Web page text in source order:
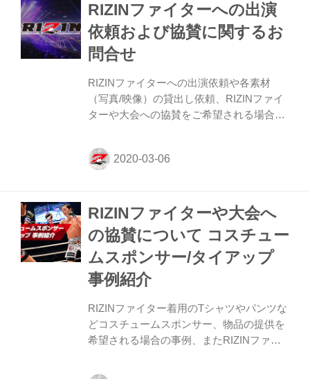
ーについて 大会へのスポンサーについて
は、スポンサード頂ける金額等に応じてパ
ンフレットやチラシ、RIZIN FF公式webサ
イトへのバナー広告の掲出から、大会当日
ィスプレイなどへの広告掲出など、様々な
プランをご案内いたします。 ...
RIZINファイターへの出演
依頼および協賛に関するお
問合せ
RIZINファイターへの出演依頼や各素材
（写真/映像）の貸出し依頼、RIZINファイ
ターや大会への協賛をご希望される場合は
ご連絡ください。 RIZINファイター写真・
映像貸出し／取材・出演依頼について
るご質問/お問い合わせ」を選択の上、ご連
絡ください。 RIZINファイターや大会への
協賛について 【企業様向け】大会、RIZIN
ファイターへのスポンサー / 企業タイアッ
プ募集中！ - RIZIN FIGHTING
FEDERATION オフィシャルサイト 大会や
RIZ...
RIZINファイターや大会へ
の協賛について コスチュー
ムスポンサー/タイアップ
事例紹介
RIZINファイター着用のTシャツやパンツな
どコスチュームスポンサー、物品の提供を
希望される場合の事例、またRIZINファイ
RIZINファイターや大会への協賛をご希望